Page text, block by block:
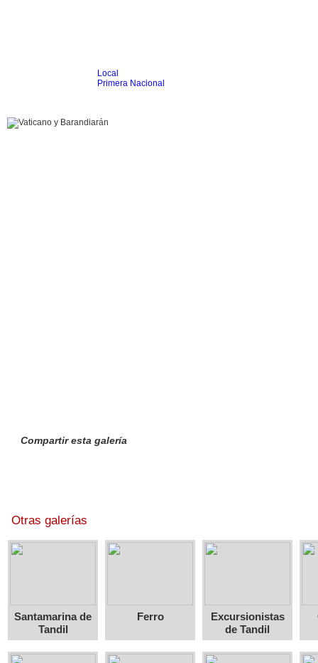
Local
Primera Nacional
Agrario
Compartir esta galería
Otras galerías
Santamarina de
Tandil
Ferro
Excursionistas
de Tandil